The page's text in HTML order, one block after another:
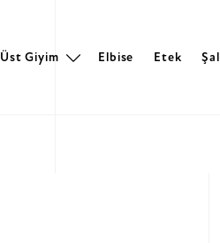
Üst Giyim Elbise Etek Şal